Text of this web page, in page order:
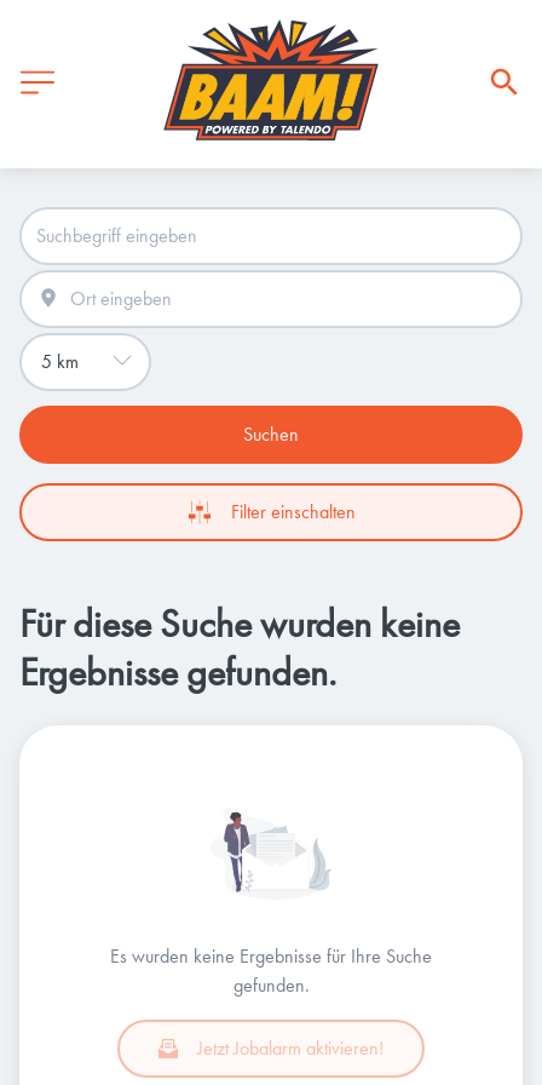
Suchen
Filter einschalten
Für diese Suche wurden keine
Ergebnisse gefunden.
Es wurden keine Ergebnisse für Ihre Suche
gefunden.
Jetzt Jobalarm aktivieren!